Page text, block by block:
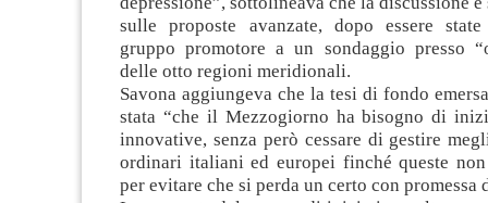
sulle proposte avanzate, dopo essere
gruppo promotore a un sondaggio presso
delle otto regioni meridionali.
Savona aggiungeva che la tesi di fondo
stata “che il Mezzogiorno ha bisogno di
innovative, senza però cessare di gestire
ordinari italiani ed europei finché queste
per evitare che si perda un certo con promessa